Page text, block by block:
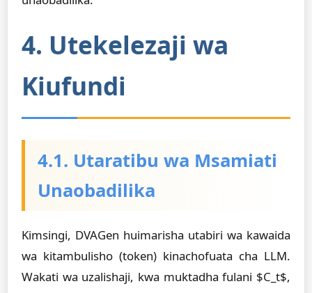
4. Utekelezaji wa
Kiufundi
4.1. Utaratibu wa Msamiati
Unaobadilika
Kimsingi, DVAGen huimarisha utabiri wa kawaida
wa kitambulisho (token) kinachofuata cha LLM.
Wakati wa uzalishaji, kwa muktadha fulani $C_t$,